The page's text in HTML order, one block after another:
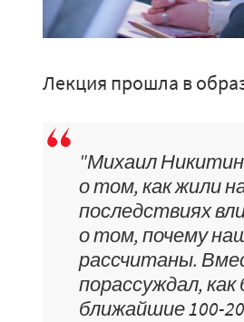
Лекция прошла в
"Михаил
о том, как жили
последствиях
о том, почему
рассчитаны.
порассуждал,
ближайшие 100-